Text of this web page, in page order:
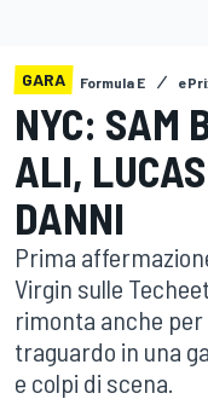
GARA Formula E
NYC: SAM
ALI,
DANNI
Prima
Virgin sulle
rimonta anche per
traguardo in una
e colpi di scena.